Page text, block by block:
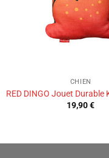
CHIEN
RED DINGO Jouet Durable
19,90€